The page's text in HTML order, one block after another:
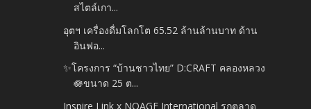
สไตล์เกา...
อุตฯ เครื่องดื่มโลกโต 65.52 ล้านล้านบาท ด้าน
อินฟอ...
✨โครงการ “บ้านชาวไทย” D:CRAFT คลองหลวง
🪷ขนาด 25 ต...
Inspire Link x NOAGE International รุกตลาด